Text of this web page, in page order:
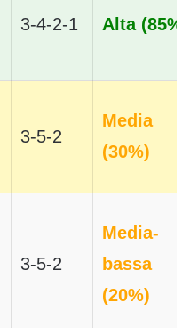
3-4-2-1 Alta (85%)
3-5-2
Media
(30%)
3-5-2
Media-
bassa
(20%)